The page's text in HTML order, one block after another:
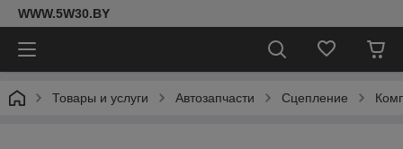
WWW.5W30.BY
Товары и услуги Автозапчасти Сцепление